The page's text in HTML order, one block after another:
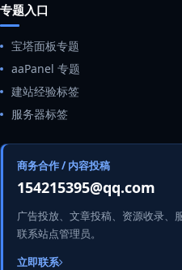
专题入口
宝塔面板专题
aaPanel 专题
建站经验标签
服务器标签
商务合作 / 内容投稿
154215395@qq.com
广告投放、文章投稿、资源收录、
联系站点管理员。
立即联系